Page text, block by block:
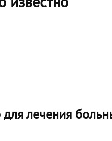
лечения